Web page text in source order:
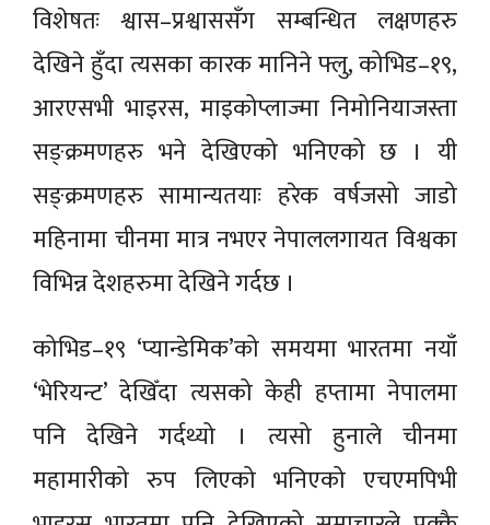
विशेषतः श्वास–प्रश्वाससँग सम्बन्धित लक्षणहरु
देखिने हुँदा त्यसका कारक मानिने फ्लु, कोभिड–१९,
आरएसभी भाइरस, माइकोप्लाज्मा निमोनियाजस्ता
सङ्क्रमणहरु भने देखिएको भनिएको छ । यी
सङ्क्रमणहरु सामान्यतयाः हरेक वर्षजसो जाडो
महिनामा चीनमा मात्र नभएर नेपाललगायत विश्वका
विभिन्न देशहरुमा देखिने गर्दछ ।
कोभिड–१९ ‘प्यान्डेमिक’को समयमा भारतमा नयाँ
‘भेरियन्ट’ देखिँदा त्यसको केही हप्तामा नेपालमा
पनि देखिने गर्दथ्यो । त्यसो हुनाले चीनमा
महामारीको रुप लिएको भनिएको एचएमपिभी